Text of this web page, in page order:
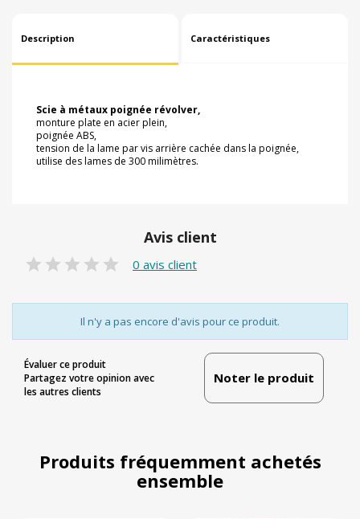
Description Caractéristiques
Scie à métaux poignée révolver,
monture plate en acier plein,
poignée ABS,
tension de la lame par vis arrière cachée dans la poignée,
utilise des lames de 300 milimètres.
Avis client
0 avis client
Il n'y a pas encore d'avis pour ce produit.
Évaluer ce produit
Partagez votre opinion avec
les autres clients
Noter le produit
Produits fréquemment achetés
ensemble